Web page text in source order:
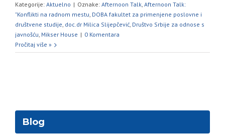
Kategorije: Aktuelno | Oznake: Afternoon Talk, Afternoon Talk:
"Konflikti na radnom mestu, DOBA fakultet za primenjene poslovne i
društvene studije, doc.dr Milica Slijepčević, Društvo Srbije za odnose s
javnošću, Mikser House | 0 Komentara
Pročitaj više »
Blog